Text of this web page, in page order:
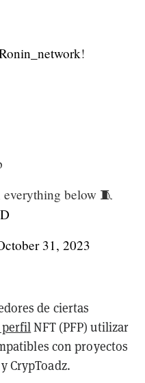
!
below 🧵
31, 2023
de ciertas
perfilNFT (PFP) utilizar
con proyectos
y CrypToadz.